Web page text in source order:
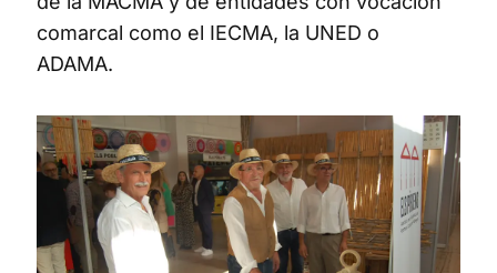
comarcal como el IECMA, la UNED o
ADAMA.